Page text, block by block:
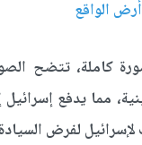
الواقع
كاملة، تتضح
مما يدفع
لفرض